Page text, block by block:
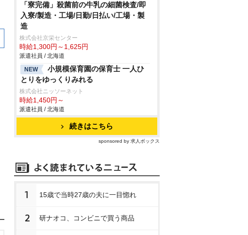
「寮完備」殺菌前の牛乳の細菌検査/即
入寮/製造・工場/日勤/日払い/工場・製
造
株式会社京栄センター
時給1,300円～1,625円
派遣社員 / 北海道
NEW
小規模保育園の保育士 一人ひ
とりをゆっくりみれる
株式会社ニッソーネット
時給1,450円～
派遣社員 / 北海道
続きはこちら
sponsored by 求人ボックス
1 15歳で当時27歳の夫に一目惚れ
2 研ナオコ、コンビニで買う商品